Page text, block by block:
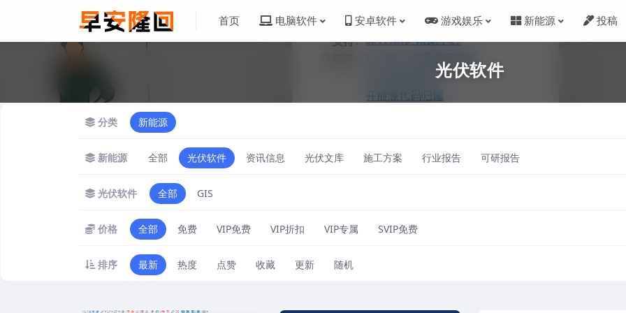
首页 电脑软件 安卓软件 游戏娱乐 新能源 投稿
光伏软件
分类 新能源
新能源 全部 光伏软件 资讯信息 光伏文库 施工方案 行业报告 可研报告
光伏软件 全部 GIS
价格 全部 免费 VIP免费 VIP折扣 VIP专属 SVIP免费
排序 最新 热度 点赞 收藏 更新 随机